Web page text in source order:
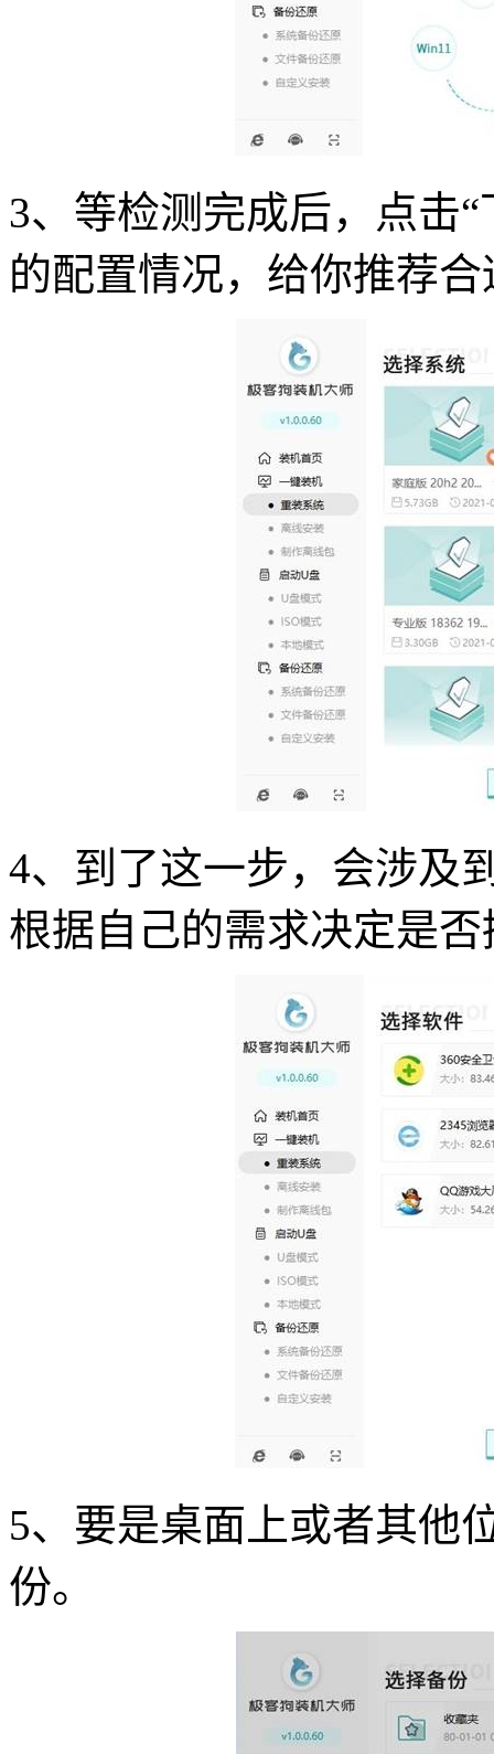
3、等检测完成后，点击
的配置情况，给你推荐
4、到了这一步，会涉及
根据自己的需求决定是
5、要是桌面上或者其他
份。